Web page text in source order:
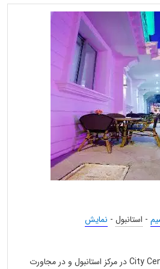
- استانبول - نمایش
هتل ۴ ستاره سیتی سنتر City Center در مرکز استانبول و در مجاورت